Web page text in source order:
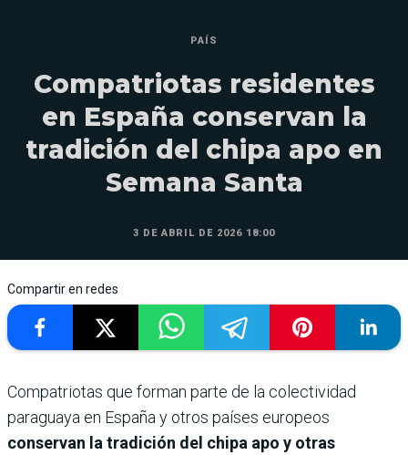
PAÍS
Compatriotas residentes
en España conservan la
tradición del chipa apo en
Semana Santa
3 DE ABRIL DE 2026 18:00
Compartir en redes
Compatriotas que forman parte de la colectividad
paraguaya en España y otros países europeos
conservan la tradición del chipa apo y otras